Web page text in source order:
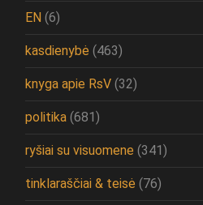
EN (6)
kasdienybė (463)
knyga apie RsV (32)
politika (681)
ryšiai su visuomene (341)
tinklaraščiai & teisė (76)